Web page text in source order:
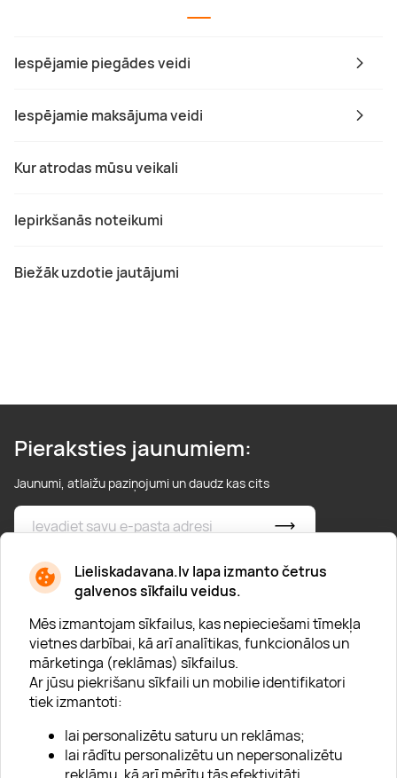
Lieliskadavana.lv lapa izmanto četrus
galvenos sīkfailu veidus.
Mēs izmantojam sīkfailus, kas nepieciešami tīmekļa
vietnes darbībai, kā arī analītikas, funkcionālos un
mārketinga (reklāmas) sīkfailus.
Ar jūsu piekrišanu sīkfaili un mobilie identifikatori
tiek izmantoti:
lai personalizētu saturu un reklāmas;
lai rādītu personalizētu un nepersonalizētu
Iespējamie piegādes veidi
Iespējamie maksājuma veidi
Kur atrodas mūsu veikali
Iepirkšanās noteikumi
Biežāk uzdotie jautājumi
Pieraksties jaunumiem:
Jaunumi, atlaižu paziņojumi un daudz kas cits
* Esmu iepazinies/usies ar privātuma politiku
Par "Lieliska dāvana"